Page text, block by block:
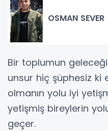
OSMAN SEVER
Bir toplumun
unsur hiç şüphesiz ki
olmanın yolu iyi
yetişmiş bireylerin
geçer.